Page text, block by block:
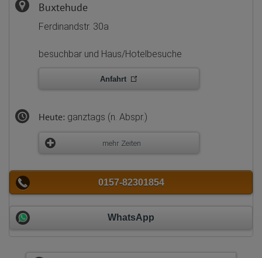
Buxtehude
Ferdinandstr. 30a
besuchbar und Haus/Hotelbesuche
Anfahrt
Heute: ganztags (n. Abspr.)
mehr Zeiten
0157-82301854
WhatsApp